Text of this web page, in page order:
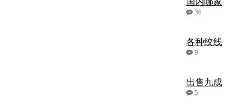
国内哪家
36
各种绞线
9
出售九成
5